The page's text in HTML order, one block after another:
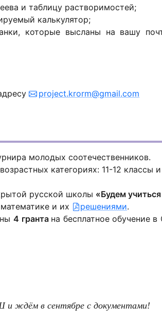
и таблицу растворимостей;
калькулятор;
которые высланы на вашу
project.krorm@gmail.com
молодых соотечественников.
категориях: 11-12 классы
русской школы «Будем
и их решениями.
4 гранта на бесплатное обучение
ждём в сентябре с документами!